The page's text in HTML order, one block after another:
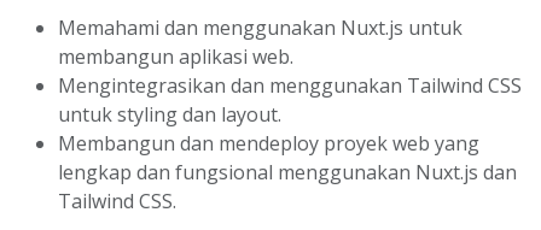
Memahami dan menggunakan Nuxt.js untuk
membangun aplikasi web.
Mengintegrasikan dan menggunakan Tailwind CSS
untuk styling dan layout.
Membangun dan mendeploy proyek web yang
lengkap dan fungsional menggunakan Nuxt.js dan
Tailwind CSS.